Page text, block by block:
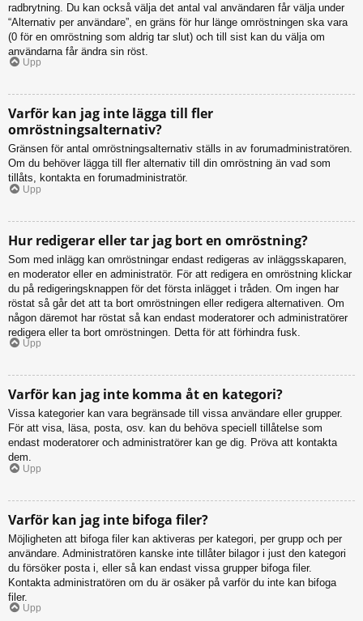
radbrytning. Du kan också välja det antal val användaren får välja under
“Alternativ per användare”, en gräns för hur länge omröstningen ska vara
(0 för en omröstning som aldrig tar slut) och till sist kan du välja om
användarna får ändra sin röst.
Upp
Varför kan jag inte lägga till fler
omröstningsalternativ?
Gränsen för antal omröstningsalternativ ställs in av forumadministratören.
Om du behöver lägga till fler alternativ till din omröstning än vad som
tillåts, kontakta en forumadministratör.
Upp
Hur redigerar eller tar jag bort en omröstning?
Som med inlägg kan omröstningar endast redigeras av inläggsskaparen,
en moderator eller en administratör. För att redigera en omröstning klickar
du på redigeringsknappen för det första inlägget i tråden. Om ingen har
röstat så går det att ta bort omröstningen eller redigera alternativen. Om
någon däremot har röstat så kan endast moderatorer och administratörer
redigera eller ta bort omröstningen. Detta för att förhindra fusk.
Upp
Varför kan jag inte komma åt en kategori?
Vissa kategorier kan vara begränsade till vissa användare eller grupper.
För att visa, läsa, posta, osv. kan du behöva speciell tillåtelse som
endast moderatorer och administratörer kan ge dig. Pröva att kontakta
dem.
Upp
Varför kan jag inte bifoga filer?
Möjligheten att bifoga filer kan aktiveras per kategori, per grupp och per
användare. Administratören kanske inte tillåter bilagor i just den kategori
du försöker posta i, eller så kan endast vissa grupper bifoga filer.
Kontakta administratören om du är osäker på varför du inte kan bifoga
filer.
Upp